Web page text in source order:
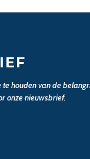
houden van de
onze nieuwsbrief.